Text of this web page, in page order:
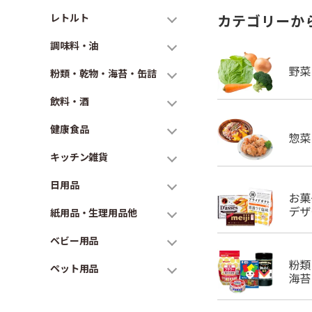
レトルト
調味料・油
粉類・乾物・海苔・缶詰
飲料・酒
健康食品
キッチン雑貨
日用品
紙用品・生理用品他
ベビー用品
ペット用品
カテゴリーか